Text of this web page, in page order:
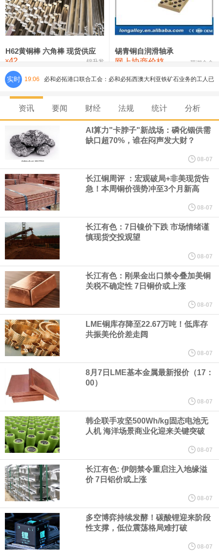
铸造铝合金锭(ZLD104) 24,300—24,500 24,400
压铸锌合金锭 26,500—26,700
氯化镍 38,300—40,300 39,300 0
H62黄铜棒 六角棒 现货供应
¥42 锦升发
锡青铜自润滑轴承
网上协商价格 芜湖合金
实时 19:06 必和必拓港口联合工会：必和必拓西澳大利亚铁矿石业务的工人已
通知，将于8月9日实施24小时停工。
8月7日，宇树科技董事长王兴兴网上路演时表示，报告期内，公司
研发费用金额分别为4,995.18万元、7,001.70万元、14,496.56万
元，最近3年复合增长率达70.36%，呈快速增长趋势，并形成多项
核心技术和知识产权。截至2026年1月31日，公司拥有262项专利权
（含境内发明专利20项）。
纽约期银日内涨4%，现报64.08美元/盎司。
宇树科技董事长、总经理兼首席技术官王兴兴在网上路演时表示，
经过多年研发创新和技术积累，公司逐步形成了包括一体化关节集
成技术、高紧凑度机器人身体集成技术、机器人激光雷达全自研核
心技术等多项已商业化应用的核心技术并已应用于公司的高性能通
用人形机器人、四足机器人等产品。
美国总统特朗普6日否认他对国防部长赫格塞思不满，称对赫格塞思
所做的工作“非常满意”。特朗普在社交媒体上发帖称，一些媒体有关
他与赫格塞思就弹药短缺问题发生冲突的报道是“完全没有根据的谣
言”，他对赫格塞思所做的工作“非常满意”。
纽约期银突破64美元/盎司，日内涨3.91%。
据报道，威刚近日在法说会上表示，在需求增加、价格走高及货源
稳定的三大有利因素带动下，预期第3季度营运将优于第2季度，并
资讯 要闻 财经 法规 统计 分析
AI算力"卡脖子"新战场：磷化铟供需
缺口超70%，谁在闷声发大财？
08-07
长江铜周评 ：宏观破局+非美现货告
急！本周铜价强势冲至3个月新高
08-07
长江有色：7日镍价下跌 市场情绪谨
慎现货交投观望
08-07
长江有色：刚果金出口禁令叠加美铜
关税不确定性 7日铜价或上涨
08-07
LME铜库存降至22.67万吨！低库存
共振美伦价差走阔
08-07
8月7日LME基本金属最新报价（17：
00）
08-07
韩企联手攻坚500Wh/kg固态电池无
人机 海洋场景商业化迎来关键突破
08-07
长江有色: 伊朗禁令重启注入地缘溢
价 7日铝价或上涨
08-07
多空博弈持续发酵！碳酸锂迎来阶段
性支撑，低位震荡格局难打破
08-07